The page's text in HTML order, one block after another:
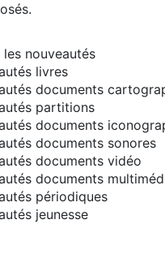
les nouveautés
livres
documents
partitions
documents
documents sonores
documents vidéo
documents
périodiques
jeunesse